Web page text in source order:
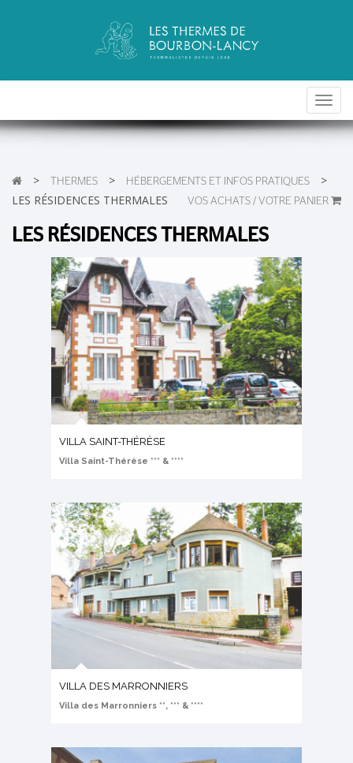
> THERMES > HÉBERGEMENTS ET INFOS PRATIQUES
>
LES RÉSIDENCES THERMALES
VOS ACHATS / VOTRE PANIER
LES RÉSIDENCES THERMALES
VILLA SAINT-THÉRÈSE
Villa Saint-Thérèse *** & ****
VILLA DES MARRONNIERS
Villa des Marronniers **, *** & ****